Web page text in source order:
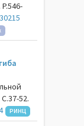
52.
РИНЦ